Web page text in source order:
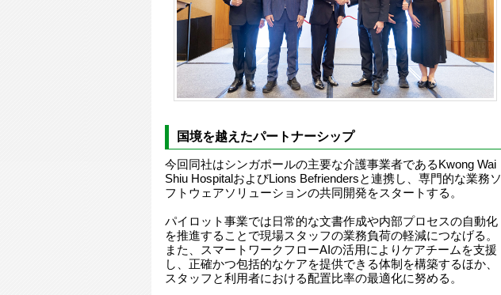
国境を越えたパートナーシップ
今回同社はシンガポールの主要な介護事業者であるKwong Wai
Shiu HospitalおよびLions Befriendersと連携し、専門的な業務ソ
フトウェアソリューションの共同開発をスタートする。
パイロット事業では日常的な文書作成や内部プロセスの自動化
を推進することで現場スタッフの業務負荷の軽減につなげる。
また、スマートワークフローAIの活用によりケアチームを支援
し、正確かつ包括的なケアを提供できる体制を構築するほか、
スタッフと利用者における配置比率の最適化に努める。